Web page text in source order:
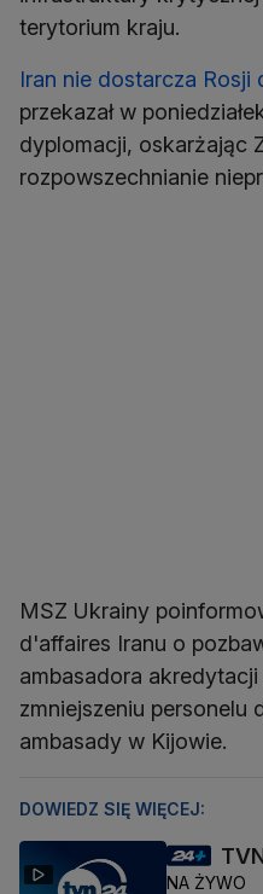
terytorium kraju.
Iran nie dostarcza
przekazał w
dyplomacji, oskarżając
rozpowszechnianie
MSZ Ukrainy
d'affaires Iranu o
ambasadora
zmniejszeniu personelu
ambasady w Kijowie.
DOWIEDZ SIĘ WIĘCEJ:
NA ŻYWO